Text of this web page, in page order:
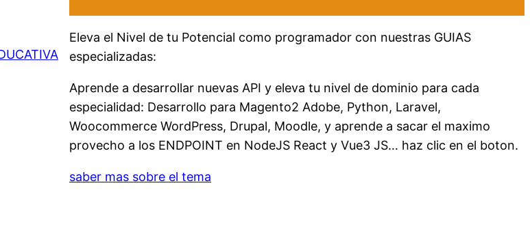
Eleva el Nivel de tu Potencial como programador con nuestras GUIAS
especializadas:
Aprende a desarrollar nuevas API y eleva tu nivel de dominio para cada
especialidad: Desarrollo para Magento2 Adobe, Python, Laravel,
Woocommerce WordPress, Drupal, Moodle, y aprende a sacar el maximo
provecho a los ENDPOINT en NodeJS React y Vue3 JS… haz clic en el boton.
saber mas sobre el tema